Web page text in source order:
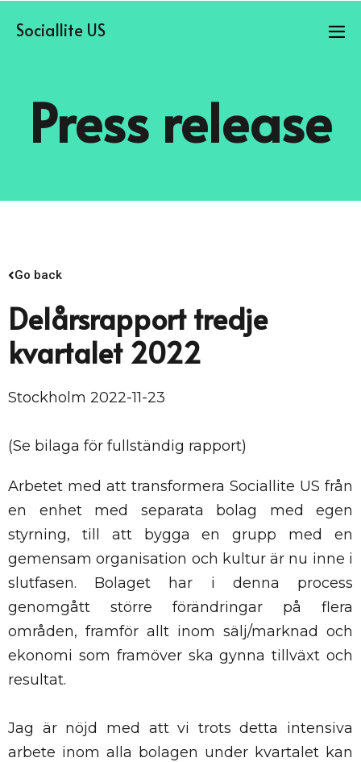
Sociallite US
Press release
Go back
Delårsrapport tredje
kvartalet 2022
Stockholm 2022-11-23
(Se bilaga för fullständig rapport)
Arbetet med att transformera Sociallite US från
en enhet med separata bolag med egen
styrning, till att bygga en grupp med en
gemensam organisation och kultur är nu inne i
slutfasen. Bolaget har i denna process
genomgått större förändringar på flera
områden, framför allt inom sälj/marknad och
ekonomi som framöver ska gynna tillväxt och
resultat.
Jag är nöjd med att vi trots detta intensiva
arbete inom alla bolagen under kvartalet kan